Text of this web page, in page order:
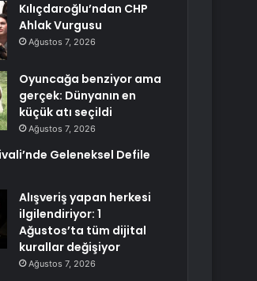
Kılıçdaroğlu’ndan CHP
Ahlak Vurgusu
Ağustos 7, 2026
Oyuncağa benziyor ama
gerçek: Dünyanın en
küçük atı seçildi
Ağustos 7, 2026
Geleneksel Defile
Alışveriş yapan herkesi
ilgilendiriyor: 1
Ağustos’ta tüm dijital
kurallar değişiyor
Ağustos 7, 2026